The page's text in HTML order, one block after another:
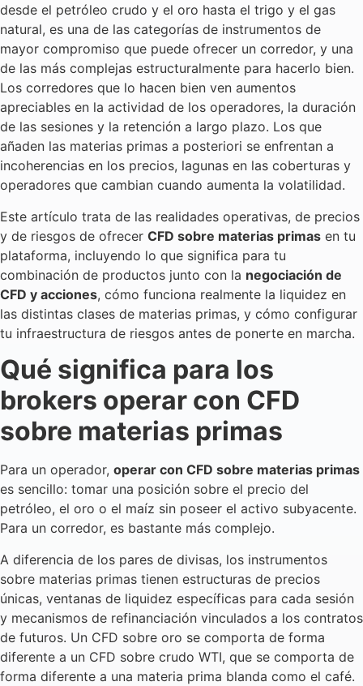
desde el petróleo crudo y el oro hasta el trigo y el gas
natural, es una de las categorías de instrumentos de
mayor compromiso que puede ofrecer un corredor, y una
de las más complejas estructuralmente para hacerlo bien.
Los corredores que lo hacen bien ven aumentos
apreciables en la actividad de los operadores, la duración
de las sesiones y la retención a largo plazo. Los que
añaden las materias primas a posteriori se enfrentan a
incoherencias en los precios, lagunas en las coberturas y
operadores que cambian cuando aumenta la volatilidad.
Este artículo trata de las realidades operativas, de precios
y de riesgos de ofrecer CFD sobre materias primas en tu
plataforma, incluyendo lo que significa para tu
combinación de productos junto con la negociación de
CFD y acciones, cómo funciona realmente la liquidez en
las distintas clases de materias primas, y cómo configurar
tu infraestructura de riesgos antes de ponerte en marcha.
Qué significa para los
brokers operar con CFD
sobre materias primas
Para un operador, operar con CFD sobre materias primas
es sencillo: tomar una posición sobre el precio del
petróleo, el oro o el maíz sin poseer el activo subyacente.
Para un corredor, es bastante más complejo.
A diferencia de los pares de divisas, los instrumentos
sobre materias primas tienen estructuras de precios
únicas, ventanas de liquidez específicas para cada sesión
y mecanismos de refinanciación vinculados a los contratos
de futuros. Un CFD sobre oro se comporta de forma
diferente a un CFD sobre crudo WTI, que se comporta de
forma diferente a una materia prima blanda como el café.